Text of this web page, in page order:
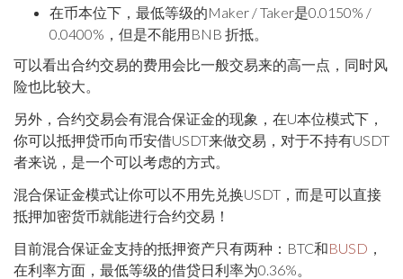
在币本位下，最低等级的Maker / Taker是0.0150% /
0.0400%，但是不能用BNB 折抵。
可以看出合约交易的费用会比一般交易来的高一点，同时风
险也比较大。
另外，合约交易会有混合保证金的现象，在U本位模式下，
你可以抵押贷币向币安借USDT来做交易，对于不持有USDT
者来说，是一个可以考虑的方式。
混合保证金模式让你可以不用先兑换USDT，而是可以直接
抵押加密货币就能进行合约交易！
目前混合保证金支持的抵押资产只有两种：BTC和BUSD ，
在利率方面，最低等级的借贷日利率为0.36%。